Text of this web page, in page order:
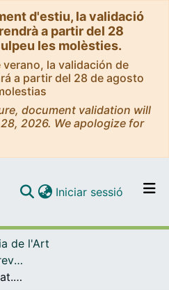
d'estiu, la validació
a partir del 28
les molèsties.
la validación de
a partir del 28 de agosto
document validation will
2026. We apologize for
Navega per tot el DD
Com publicar
Iniciar sessió (current)
de l'Art
Articles publicats en revistes (Història de l'Art)
El Palau de l'Electricitat. Pere Falqués i la construcció de la Central Vilanova de la Catalana de Electricidad